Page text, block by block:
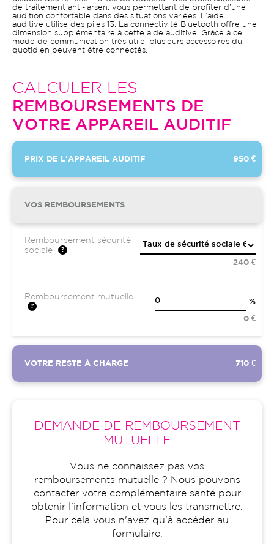
de traitement anti-larsen, vous permettant de profiter d’une
audition confortable dans des situations variées. L’aide
auditive utilise des piles 13. La connectivité Bluetooth offre une
dimension supplémentaire à cette aide auditive. Grâce à ce
mode de communication très utile, plusieurs accessoires du
quotidien peuvent être connectés.
CALCULER LES
REMBOURSEMENTS DE
VOTRE APPAREIL AUDITIF
PRIX DE L'APPAREIL AUDITIF 950 €
VOS REMBOURSEMENTS
Remboursement sécurité
sociale
240 €
Remboursement mutuelle
%
0 €
VOTRE RESTE À CHARGE 710 €
DEMANDE DE REMBOURSEMENT
MUTUELLE
Vous ne connaissez pas vos
remboursements mutuelle ? Nous pouvons
contacter votre complémentaire santé pour
obtenir l'information et vous les transmettre.
Pour cela vous n'avez qu'à accéder au
formulaire.